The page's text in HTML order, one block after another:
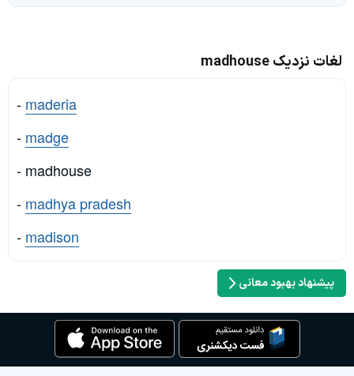
لغات نزدیک madhouse
- maderia
- madge
- madhouse
- madhya pradesh
- madison
پیشنهاد بهبود معانی